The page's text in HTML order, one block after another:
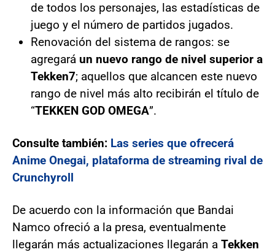
de todos los personajes, las estadísticas de
juego y el número de partidos jugados.
Renovación del sistema de rangos: se
agregará un nuevo rango de nivel superior a
Tekken7; aquellos que alcancen este nuevo
rango de nivel más alto recibirán el título de
“TEKKEN GOD OMEGA”.
Consulte también: Las series que ofrecerá
Anime Onegai, plataforma de streaming rival de
Crunchyroll
De acuerdo con la información que Bandai
Namco ofreció a la presa, eventualmente
llegarán más actualizaciones llegarán a Tekken